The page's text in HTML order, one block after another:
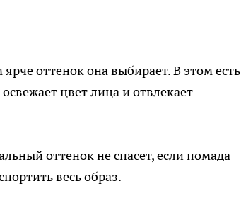
оттенок она выбирает. В этом есть
цвет лица и отвлекает
оттенок не спасет, если помада
весь образ.